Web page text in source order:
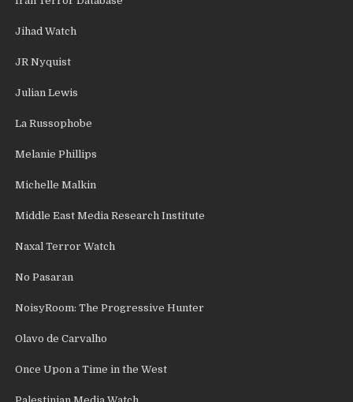
Jihad Watch
JR Nyquist
Julian Lewis
La Russophobe
Melanie Phillips
Michelle Malkin
Middle East Media Research Institute
Naxal Terror Watch
No Pasaran
NoisyRoom: The Progressive Hunter
Olavo de Carvalho
Once Upon a Time in the West